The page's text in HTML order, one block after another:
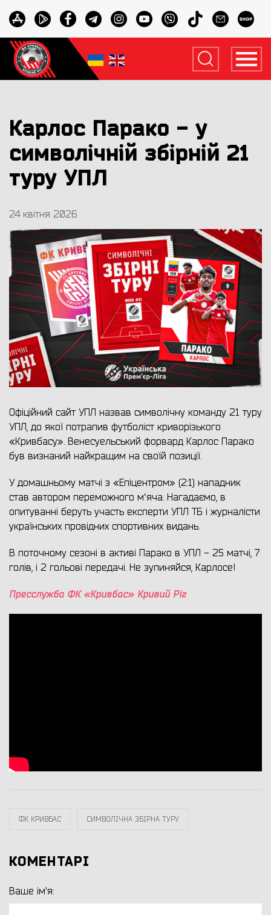
Карлос Парако - у
символічній збірній 21
туру УПЛ
24 квітня 2026
Офіційний сайт УПЛ назвав символічну команду 21 туру
УПЛ, до якої потрапив футболіст криворізького
«Кривбасу». Венесуельський форвард Карлос Парако
був визнаний найкращим на своїй позиції.
У домашньому матчі з «Епіцентром» (2:1) нападник
став автором переможного мʼяча. Нагадаємо, в
опитуванні беруть участь експерти УПЛ ТБ і журналісти
українських провідних спортивних видань.
В поточному сезоні в активі Парако в УПЛ - 25 матчі, 7
голів, і 2 гольові передачі. Не зупиняйся, Карлосе!
Пресслужба ФК «Кривбас» Кривий Ріг
ФК КРИВБАС СИМВОЛІЧНА ЗБІРНА ТУРУ
КОМЕНТАРІ
Ваше ім'я: